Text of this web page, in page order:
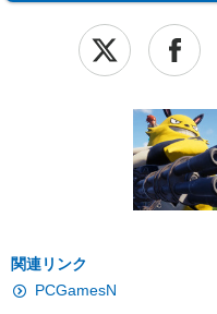
関連リンク
PCGamesN